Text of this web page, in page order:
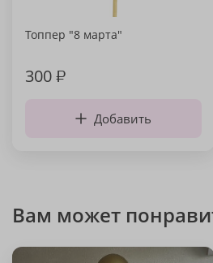
Топпер "8 марта"
300₽
Добавить
Вам может